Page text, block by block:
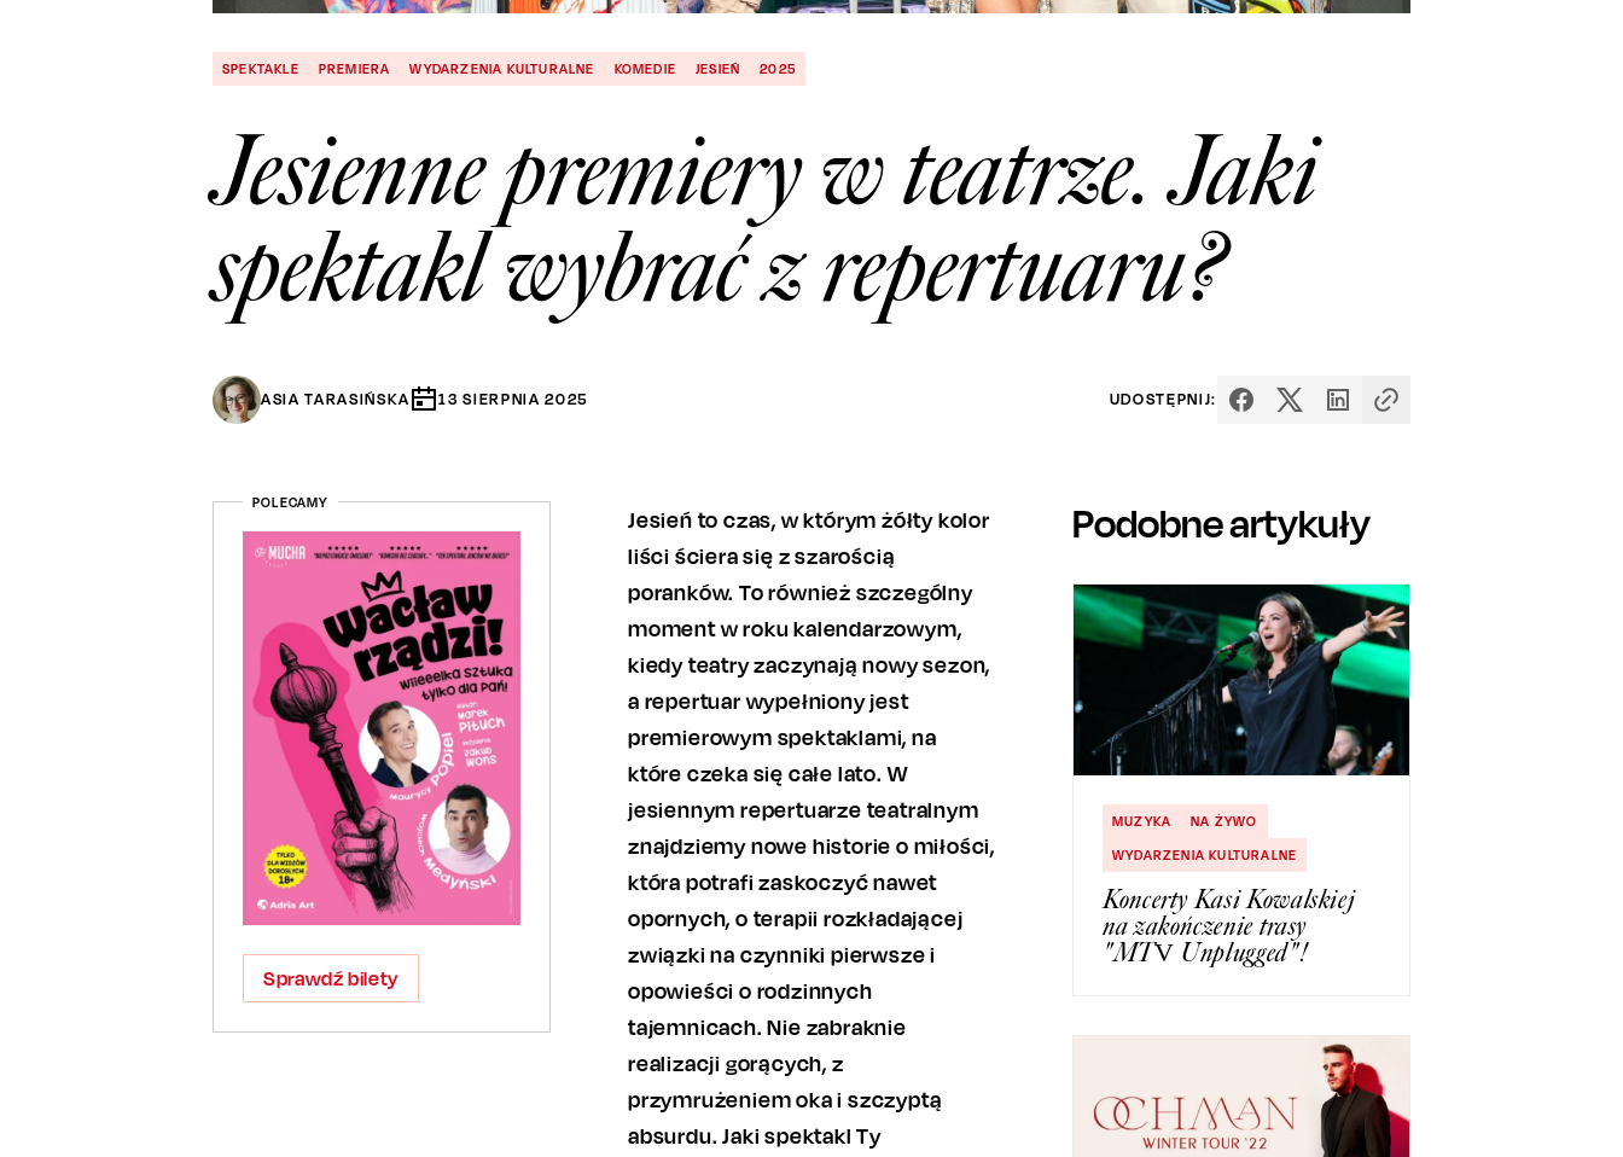
SPEKTAKLE PREMIERA WYDARZENIA KULTURALNE KOMEDIE JESIEŃ 2025
Jesienne premiery w teatrze. Jaki
spektakl wybrać z repertuaru?
ASIA TARASIŃSKA 13 SIERPNIA 2025 UDOSTĘPNIJ:
POLECAMY
Sprawdź bilety
Jesień to czas, w którym żółty kolor
liści ściera się z szarością
poranków. To również szczególny
moment w roku kalendarzowym,
kiedy teatry zaczynają nowy sezon,
a repertuar wypełniony jest
premierowym spektaklami, na
które czeka się całe lato. W
jesiennym repertuarze teatralnym
znajdziemy nowe historie o miłości,
która potrafi zaskoczyć nawet
opornych, o terapii rozkładającej
związki na czynniki pierwsze i
opowieści o rodzinnych
tajemnicach. Nie zabraknie
realizacji gorących, z
przymrużeniem oka i szczyptą
absurdu. Jaki spektakl Ty
Podobne artykuły
MUZYKA
NA ŻYWO
WYDARZENIA KULTURALNE
Koncerty Kasi Kowalskiej
na zakończenie trasy
"MTV Unplugged"!